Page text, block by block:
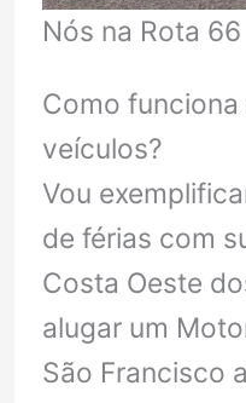
Nós na Rota 66
Como
veículos?
Vou
de férias com
Costa Oeste
alugar um
São Francisco